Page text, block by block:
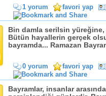
1 yorum favori yap
Bin damla serilsin
Bütün hayallerin gerçek
bayramda... Ramazan
0 yorum favori yap
Bayramlar, insanlar